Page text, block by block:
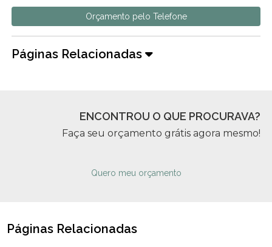
Orçamento pelo Telefone
Páginas Relacionadas
ENCONTROU O QUE PROCURAVA?
Faça seu orçamento grátis agora mesmo!
Quero meu orçamento
Páginas Relacionadas